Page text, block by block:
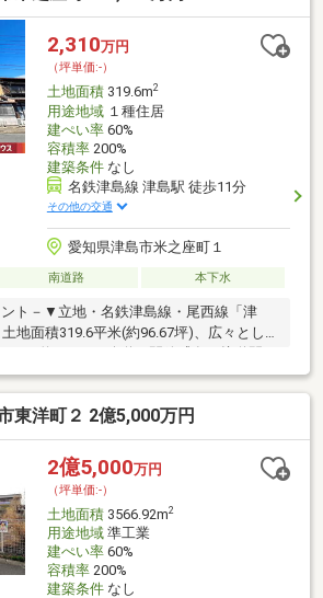
面道路幅員による制限を受けます■ ご希
伝いします ━━━━━・・・物件の詳細・
合わせください。
2,310万円
（坪単価:-）
土地面積319.6m2
用途地域１種住居
建ぺい率60%
容積率200%
建築条件なし
名鉄津島線 津島駅 徒歩11分
その他の交通
愛知県津島市米之座町１
南道路 本下水
ト－▼立地・名鉄津島線・尾西線「津
地面積319.6平米(約96.67坪)、広々とした
～約10.8mの公道、開放感有・接道間口
宅地販売ではありません・周辺は既に建
慮した設計が可能・現況古家有、解体後
境・北小学校 徒歩7分(約500m)・フィー
・天王川公園 徒歩8分(約570m)■ ご希
伝いします ━━━━━・・・物件の詳細・
合わせください。
東洋町２ 2億5,000万円
2億5,000万円
（坪単価:-）
土地面積3566.92m2
用途地域準工業
建ぺい率60%
容積率200%
建築条件なし